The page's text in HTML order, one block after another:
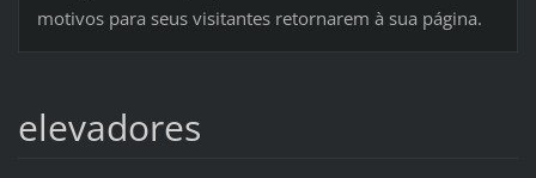
motivos para seus visitantes retornarem à sua página.
elevadores